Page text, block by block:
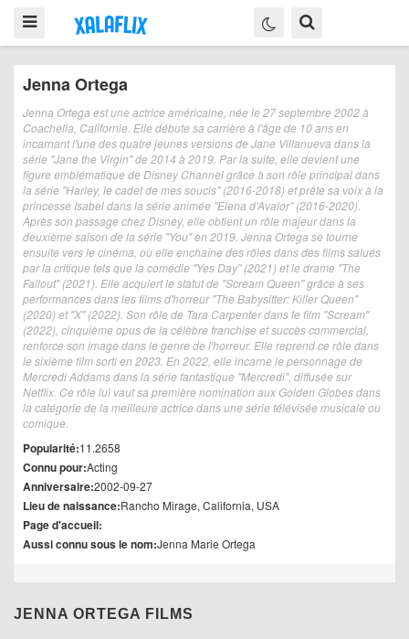
Jenna Ortega
Jenna Ortega est une actrice américaine, née le 27 septembre 2002 à
Coachella, Californie. Elle débute sa carrière à l'âge de 10 ans en
incarnant l'une des quatre jeunes versions de Jane Villanueva dans la
série "Jane the Virgin" de 2014 à 2019. Par la suite, elle devient une
figure emblématique de Disney Channel grâce à son rôle principal dans
la série "Harley, le cadet de mes soucis" (2016-2018) et prête sa voix à la
princesse Isabel dans la série animée "Elena d'Avalor" (2016-2020).
Après son passage chez Disney, elle obtient un rôle majeur dans la
deuxième saison de la série "You" en 2019. Jenna Ortega se tourne
ensuite vers le cinéma, où elle enchaîne des rôles dans des films salués
par la critique tels que la comédie "Yes Day" (2021) et le drame "The
Fallout" (2021). Elle acquiert le statut de "Scream Queen" grâce à ses
performances dans les films d'horreur "The Babysitter: Killer Queen"
(2020) et "X" (2022). Son rôle de Tara Carpenter dans le film "Scream"
(2022), cinquième opus de la célèbre franchise et succès commercial,
renforce son image dans le genre de l'horreur. Elle reprend ce rôle dans
le sixième film sorti en 2023. En 2022, elle incarne le personnage de
Mercredi Addams dans la série fantastique "Mercredi", diffusée sur
Netflix. Ce rôle lui vaut sa première nomination aux Golden Globes dans
la catégorie de la meilleure actrice dans une série télévisée musicale ou
comique.
Popularité:11.2658
Connu pour:Acting
Anniversaire:2002-09-27
Lieu de naissance:Rancho Mirage, California, USA
Page d'accueil:
Aussi connu sous le nom:Jenna Marie Ortega
JENNA ORTEGA FILMS